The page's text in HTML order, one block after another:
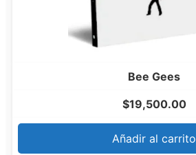
Bee Gees
$19,500.00
Añadir al carrito